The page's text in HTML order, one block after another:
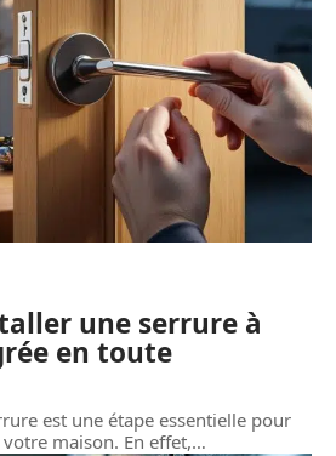
une serrure à
en toute
est une étape essentielle pour
maison. En effet,…